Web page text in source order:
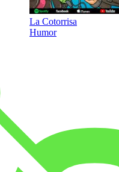
La Cotorrisa
Humor